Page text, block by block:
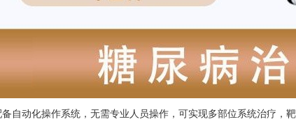
自动化操作系统，无需专业人员操作，可实现多部位系统治疗，